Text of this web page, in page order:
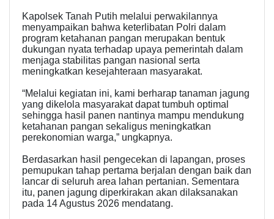
Kapolsek Tanah Putih melalui perwakilannya
menyampaikan bahwa keterlibatan Polri dalam
program ketahanan pangan merupakan bentuk
dukungan nyata terhadap upaya pemerintah dalam
menjaga stabilitas pangan nasional serta
meningkatkan kesejahteraan masyarakat.
“Melalui kegiatan ini, kami berharap tanaman jagung
yang dikelola masyarakat dapat tumbuh optimal
sehingga hasil panen nantinya mampu mendukung
ketahanan pangan sekaligus meningkatkan
perekonomian warga,” ungkapnya.
Berdasarkan hasil pengecekan di lapangan, proses
pemupukan tahap pertama berjalan dengan baik dan
lancar di seluruh area lahan pertanian. Sementara
itu, panen jagung diperkirakan akan dilaksanakan
pada 14 Agustus 2026 mendatang.